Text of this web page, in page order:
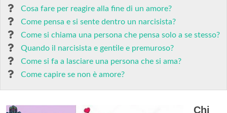
Cosa fare per reagire alla fine di un amore?
Come pensa e si sente dentro un narcisista?
Come si chiama una persona che pensa solo a se stesso?
Quando il narcisista e gentile e premuroso?
Come si fa a lasciare una persona che si ama?
Come capire se non è amore?
Chi